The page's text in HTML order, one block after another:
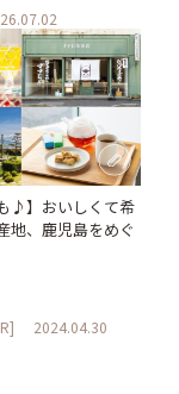
♪】おいしくて希
地、鹿児島をめぐ
2024.04.30